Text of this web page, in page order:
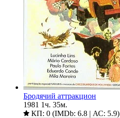
Бродячий аттракцион
1981 1ч. 35м.
КП: 0 (IMDb: 6.8 | АС: 5.9)